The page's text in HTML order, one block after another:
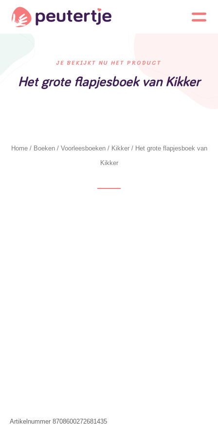
JE BEKIJKT NU HET PRODUCT
Het grote flapjesboek van Kikker
Home/ Boeken/ Voorleesboeken/ Kikker/ Het grote flapjesboek van
Kikker
Artikelnummer 8708600272681435